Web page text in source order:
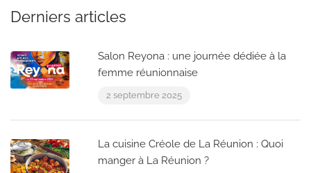
Derniers articles
Salon Reyona : une journée dédiée à la
femme réunionnaise
2 septembre 2025
La cuisine Créole de La Réunion : Quoi
manger à La Réunion ?